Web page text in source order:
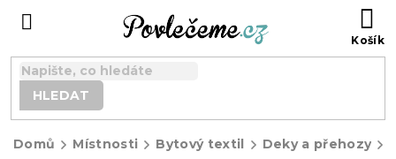
HLEDAT
Domů Místnosti Bytový textil Deky a přehozy